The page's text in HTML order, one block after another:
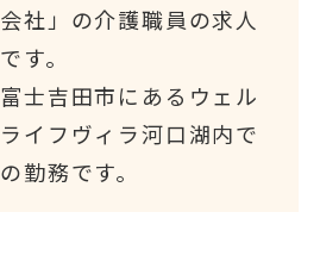
会社」の介護職員の求人
です。
富士吉田市にあるウェル
ライフヴィラ河口湖内で
の勤務です。